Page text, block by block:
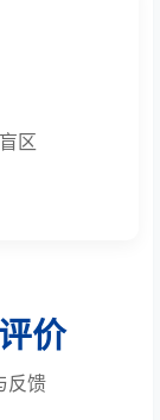
区
价
反馈